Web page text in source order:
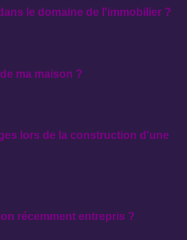
le domaine de l'immobilier ?
ma maison ?
lors de la construction d'une
récemment entrepris ?